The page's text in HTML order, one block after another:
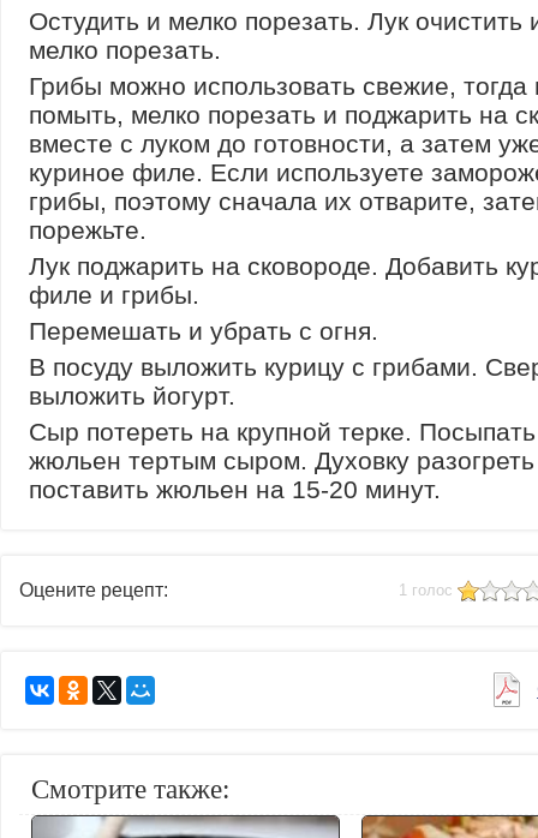
Остудить и мелко порезать. Лук очистить
мелко порезать.
Грибы можно использовать свежие, тогда
помыть, мелко порезать и поджарить на
вместе с луком до готовности, а затем
куриное филе. Если используете
грибы, поэтому сначала их отварите,
порежьте.
Лук поджарить на сковороде. Добавить
филе и грибы.
Перемешать и убрать с огня.
В посуду выложить курицу с грибами.
выложить йогурт.
Сыр потереть на крупной терке.
жюльен тертым сыром. Духовку
поставить жюльен на 15-20 минут.
Оцените рецепт: 1 голос
Смотрите также: